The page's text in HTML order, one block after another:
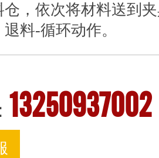
仓，依次将材料送到
料-循环动作。
13250937002